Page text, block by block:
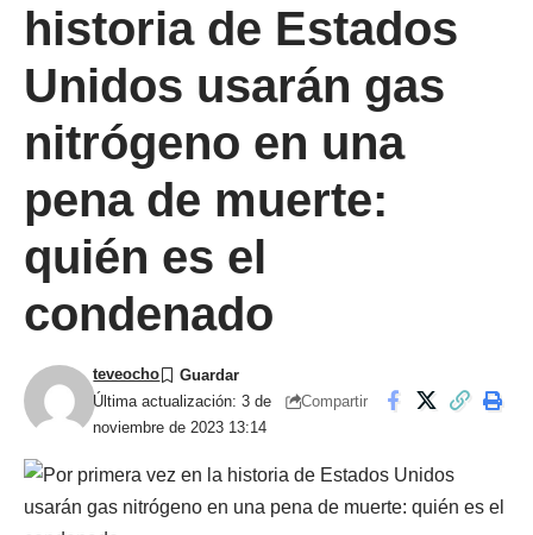
historia de Estados
Unidos usarán gas
nitrógeno en una
pena de muerte:
quién es el
condenado
Última actualización: 3 de
noviembre de 2023 13:14
teveocho
Compartir